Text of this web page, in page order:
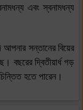
এবং স্বনামধন্য
সন্তানের বিয়ের
বছরের দ্বিতীয়ার্ধ গড়
হতে পারেন।